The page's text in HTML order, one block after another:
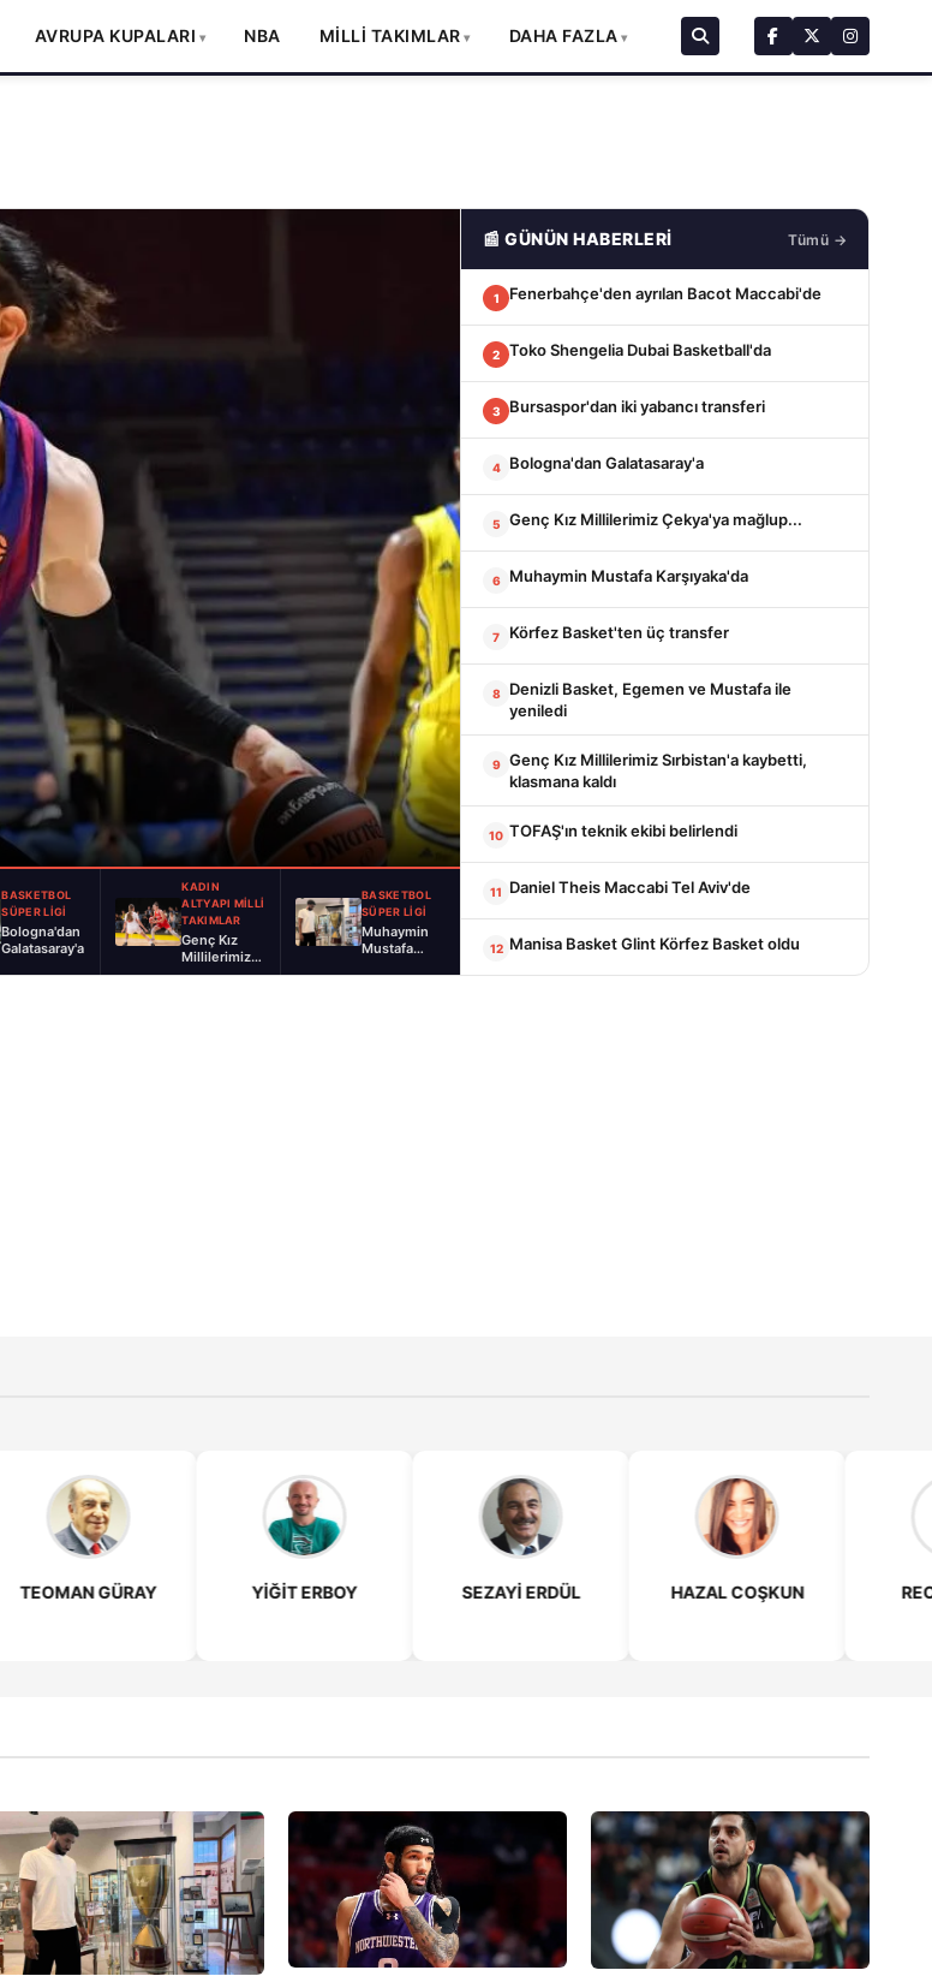
AVRUPA KUPALARI NBA MİLLİ TAKIMLAR DAHA FAZLA
BASKETBOL
SÜPER LİGİ
Bologna'dan
Galatasaray'a
KADIN
ALTYAPI MİLLİ
TAKIMLAR
Genç Kız
Millilerimiz
Çekya'ya
BASKETBOL
SÜPER LİGİ
Muhaymin
Mustafa
📰 GÜNÜN HABERLERİ Tümü →
1 Fenerbahçe'den ayrılan Bacot Maccabi'de
2 Toko Shengelia Dubai Basketball'da
3 Bursaspor'dan iki yabancı transferi
4 Bologna'dan Galatasaray'a
5 Genç Kız Millilerimiz Çekya'ya mağlup...
6 Muhaymin Mustafa Karşıyaka'da
7 Körfez Basket'ten üç transfer
8
Denizli Basket, Egemen ve Mustafa ile
yeniledi
9
Genç Kız Millilerimiz Sırbistan'a kaybetti,
klasmana kaldı
10 TOFAŞ'ın teknik ekibi belirlendi
11 Daniel Theis Maccabi Tel Aviv'de
12 Manisa Basket Glint Körfez Basket oldu
YİĞİT ERBOY SEZAYİ ERDÜL HAZAL COŞKUN RECEP ESER